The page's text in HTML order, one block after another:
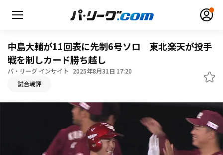
中島大輔が11回表に先制6号ソロ 東北楽天が投手
戦を制しカード勝ち越し
パ・リーグ インサイト 2025年8月31日 17:20
試合戦評